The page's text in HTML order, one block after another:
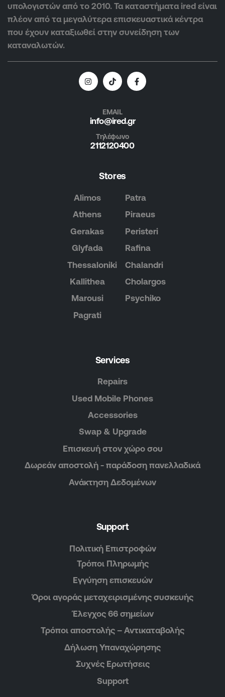
υπολογιστών από το 2010. Τα καταστήματα ired είναι
πλέον από τα μεγαλύτερα επισκευαστικά κέντρα
που έχουν καταξιωθεί στην συνείδηση των
καταναλωτών.
EMAIL
info@ired.gr
Τηλέφωνο
2112120400
Stores
Alimos
Athens
Gerakas
Glyfada
Thessaloniki
Kallithea
Marousi
Pagrati
Patra
Piraeus
Peristeri
Rafina
Chalandri
Cholargos
Psychiko
Services
Repairs
Used Mobile Phones
Accessories
Swap & Upgrade
Επισκευή στον χώρο σου
Δωρεάν αποστολή - παράδοση πανελλαδικά
Ανάκτηση Δεδομένων
Support
Πολιτική Επιστροφών
Τρόποι Πληρωμής
Εγγύηση επισκευών
Όροι αγοράς μεταχειρισμένης συσκευής
Έλεγχος 66 σημείων
Τρόποι αποστολής – Αντικαταβολής
Δήλωση Υπαναχώρησης
Συχνές Ερωτήσεις
Support